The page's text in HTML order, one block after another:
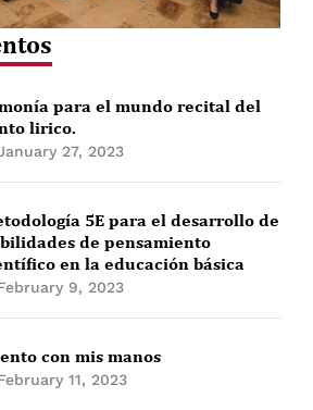
para el mundo recital del
lirico.
27, 2023
5E para el desarrollo de
de pensamiento
en la educación básica
9, 2023
con mis manos
11, 2023